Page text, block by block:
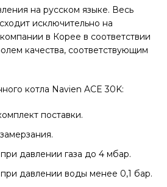
на русском языке. Весь
исключительно на
в Корее в соответствии
качества, соответствующим
котла Navien ACE 30K:
поставки.
давлении газа до 4 мбар.
давлении воды менее 0,1 бар.